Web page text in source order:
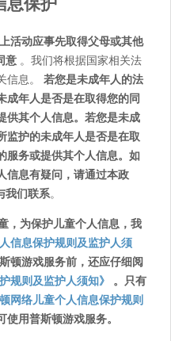
活动应事先取得父母或其他
意 。我们将根据国家相关法
信息。 若您是未成年人的法
成年人是否是在取得您的同
供其个人信息。若您是未成
监护的未成年人是否是在取
服务或提供其个人信息。如
信息有疑问，请通过本政
我们联系。
，为保护儿童个人信息，我
信息保护规则及监护人须
顿游戏服务前，还应仔细阅
规则及监护人须知》
。只有
顿网络儿童个人信息保护规则
使用普斯顿游戏服务。